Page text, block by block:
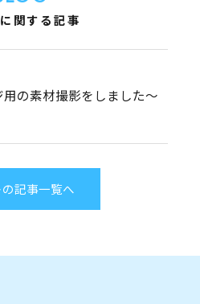
関する記事
の素材撮影をしました〜
の記事一覧へ